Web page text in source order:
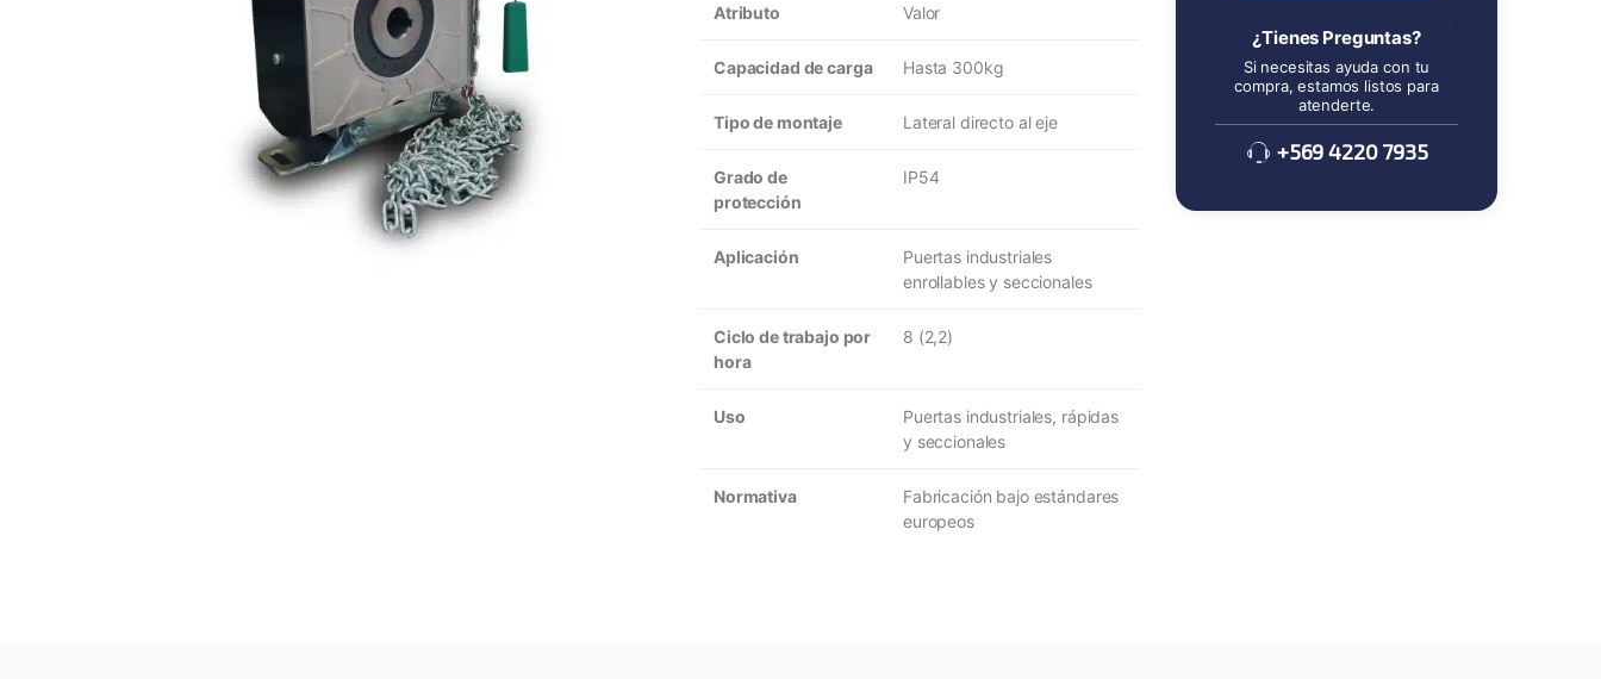
Atributo Valor
Capacidad de carga Hasta 300kg
Tipo de montaje Lateral directo al eje
Grado de
protección
IP54
Aplicación
Puertas industriales
enrollables y seccionales
Ciclo de trabajo por
hora
8 (2,2)
Uso
Puertas industriales, rápidas
y seccionales
Normativa
Fabricación bajo estándares
europeos
¿Tienes Preguntas?
Si necesitas ayuda con tu
compra, estamos listos para
atenderte.
+569 4220 7935